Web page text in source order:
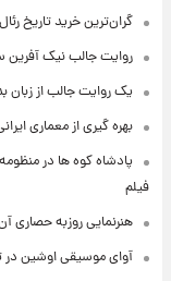
گران‌ترین خرید تاریخ
روایت جالب نیک آفرین
یک روایت جالب از زبان
بهره گیری از معماری
پادشاه کوه ها در
فیلم
هنرنمایی روزبه حصاری
آوای موسیقی اوشین در